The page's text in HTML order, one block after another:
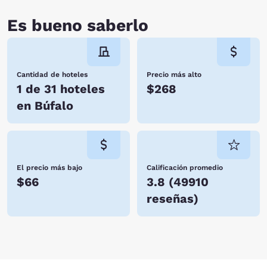
Es bueno saberlo
Cantidad de hoteles
1 de 31 hoteles
en Búfalo
Precio más alto
$268
El precio más bajo
$66
Calificación promedio
3.8 (49910
reseñas)